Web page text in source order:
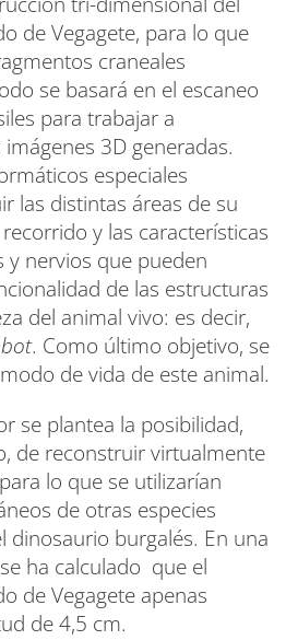
de Vegagete, para lo que
craneales
se basará en el escaneo
para trabajar a
3D generadas.
especiales
las distintas áreas de su
y las características
y nervios que pueden
de las estructuras
del animal vivo: es decir,
. Como último objetivo, se
de vida de este animal.
se plantea la posibilidad,
de reconstruir virtualmente
lo que se utilizarían
de otras especies
dinosaurio burgalés. En una
ha calculado que el
de Vegagete apenas
de 4,5 cm.